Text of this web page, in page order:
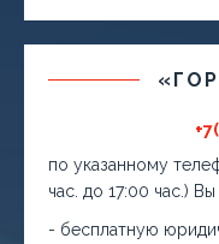
по указанному
час. до 17:00 час.)
- бесплатную